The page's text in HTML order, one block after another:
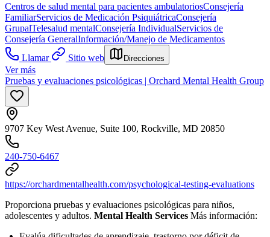
Centros de salud mental para pacientes ambulatoriosConsejería
FamiliarServicios de Medicación PsiquiátricaConsejería
GrupalTelesalud mentalConsejería IndividualServicios de
Consejería GeneralInformación/Manejo de Medicamentos
Llamar
Sitio web Direcciones
Ver más
Pruebas y evaluaciones psicológicas | Orchard Mental Health Group
9707 Key West Avenue, Suite 100, Rockville, MD 20850
240-750-6467
https://orchardmentalhealth.com/psychological-testing-evaluations
Proporciona pruebas y evaluaciones psicológicas para niños,
adolescentes y adultos. Mental Health Services Más información: